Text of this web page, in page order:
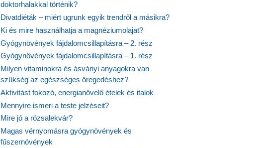
doktorhalakkal történik?
Divatdiéták – miért ugrunk egyik trendről a másikra?
Ki és mire használhatja a magnéziumolajat?
Gyógynövények fájdalomcsillapításra – 2. rész
Gyógynövények fájdalomcsillapításra – 1. rész
Milyen vitaminokra és ásványi anyagokra van
szükség az egészséges öregedéshez?
Aktivitást fokozó, energianövelő ételek és italok
Mennyire ismeri a teste jelzéseit?
Mire jó a rózsalekvár?
Magas vérnyomásra gyógynövények és
fűszernövények